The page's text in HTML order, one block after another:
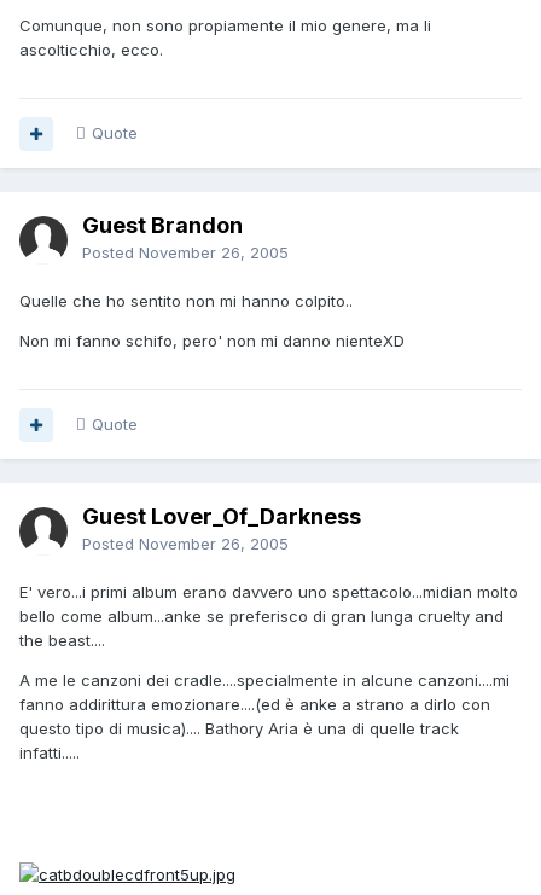
Comunque, non sono propiamente il mio genere, ma li
ascolticchio, ecco.
Quote
Guest Brandon
Posted November 26, 2005
Quelle che ho sentito non mi hanno colpito..
Non mi fanno schifo, pero' non mi danno nienteXD
Quote
Guest Lover_Of_Darkness
Posted November 26, 2005
E' vero...i primi album erano davvero uno spettacolo...midian molto
bello come album...anke se preferisco di gran lunga cruelty and
the beast....
A me le canzoni dei cradle....specialmente in alcune canzoni....mi
fanno addirittura emozionare....(ed è anke a strano a dirlo con
questo tipo di musica).... Bathory Aria è una di quelle track
infatti.....